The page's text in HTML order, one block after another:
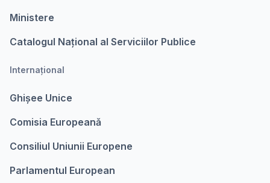
Ministere
Catalogul Național al Serviciilor Publice
Internațional
Ghișee Unice
Comisia Europeanǎ
Consiliul Uniunii Europene
Parlamentul European